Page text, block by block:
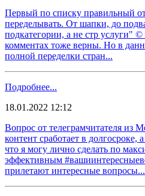
Первый по списку правильный
переделывать. От шапки, до
подкатегории, а не стр услуги"
комментах тоже верны. Но в
полной переделки стран...
Подробнее...
18.01.2022 12:12
Вопрос от телеграмчитателя из
контент сработает в
что я могу лично сделать по
эффективным
прилетают интересные вопросы...